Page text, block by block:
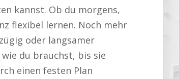
kannst. Ob du morgens,
flexibel lernen. Noch mehr
oder langsamer
du brauchst, bis sie
einen festen Plan